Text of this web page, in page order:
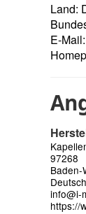
Land:
E-Mail:
97268
Baden-
info@i-
https://